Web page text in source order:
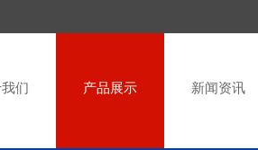
们 产品展示 新闻资讯